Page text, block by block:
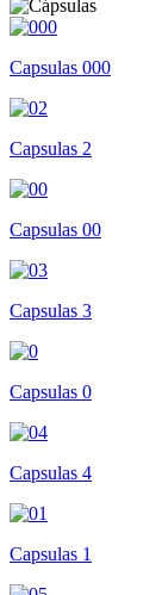
Capsulas 000
Capsulas 2
Capsulas 00
Capsulas 3
Capsulas 0
Capsulas 4
Capsulas 1